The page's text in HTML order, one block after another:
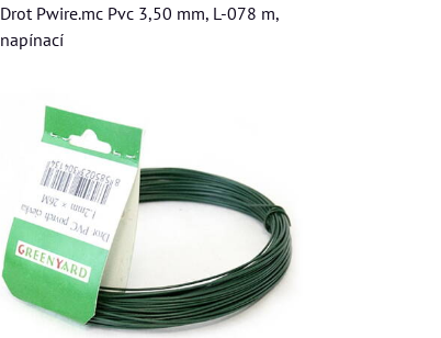
Drot Pwire.mc Pvc 3,50 mm, L-078 m,
napínací